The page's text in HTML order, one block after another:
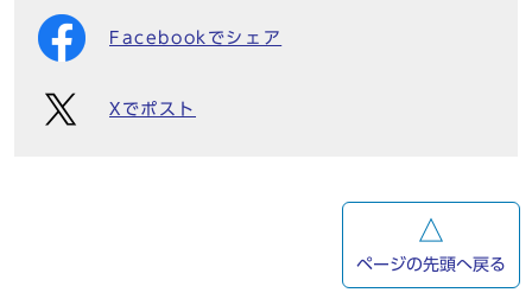
Facebookでシェア
Xでポスト
ページの先頭へ戻る